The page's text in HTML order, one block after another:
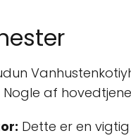
af
Dette er en